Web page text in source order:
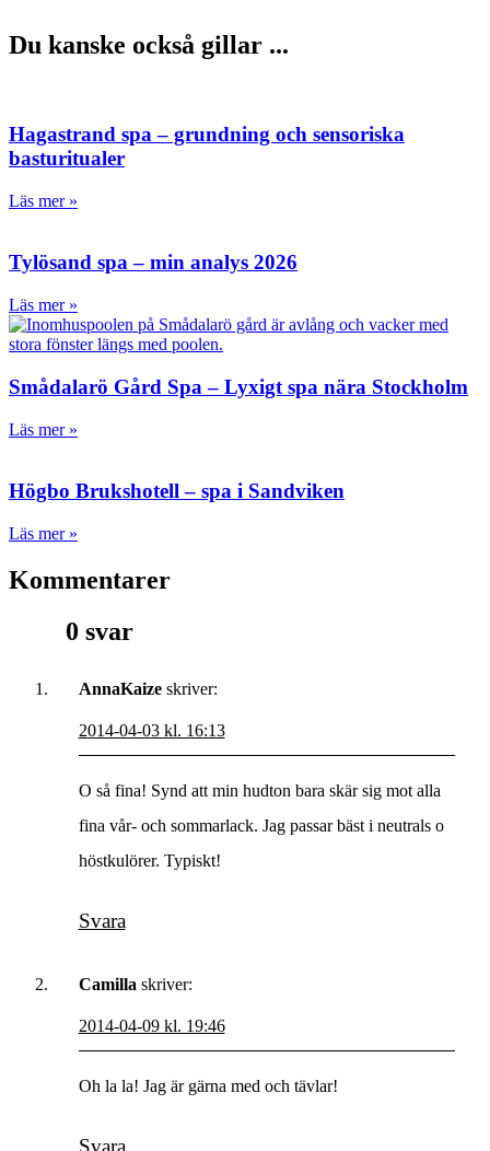
Du kanske också gillar ...
Hagastrand spa – grundning och sensoriska
basturitualer
Läs mer »
Tylösand spa – min analys 2026
Läs mer »
Smådalarö Gård Spa – Lyxigt spa nära Stockholm
Läs mer »
Högbo Brukshotell – spa i Sandviken
Läs mer »
Kommentarer
0 svar
AnnaKaize skriver:
2014-04-03 kl. 16:13
O så fina! Synd att min hudton bara skär sig mot alla
fina vår- och sommarlack. Jag passar bäst i neutrals o
höstkulörer. Typiskt!
Svara
Camilla skriver:
2014-04-09 kl. 19:46
Oh la la! Jag är gärna med och tävlar!